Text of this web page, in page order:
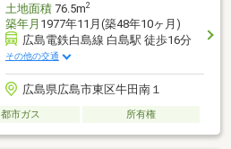
土地面積76.5m2
築年月 1977年11月(築48年10ヶ月)
広島電鉄白島線 白島駅 徒歩16分
その他の交通
広島県広島市東区牛田南１
都市ガス 所有権